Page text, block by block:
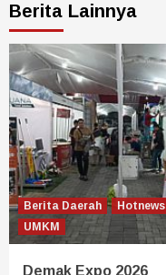
Berita Lainnya
Berita Daerah
Hotnews
UMKM
Demak Expo 2026